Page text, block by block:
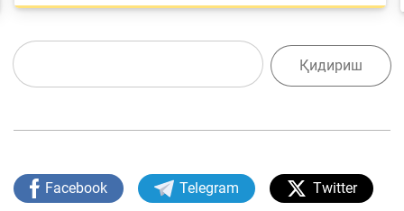
Интерактив хизматлар
Фотогалерея
Лойиҳа ҳақида
Facebook Telegram Twitter